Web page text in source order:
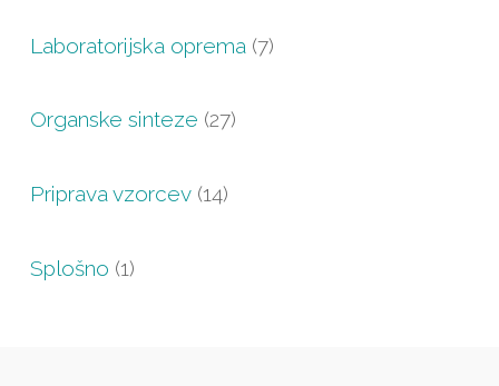
Laboratorijska oprema (7)
Organske sinteze (27)
Priprava vzorcev (14)
Splošno (1)